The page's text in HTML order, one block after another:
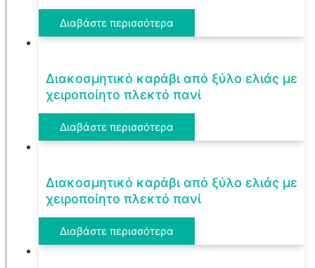
Διαβάστε περισσότερα
Διακοσμητικό καράβι από ξύλο ελιάς με
χειροποίητο πλεκτό πανί
Διαβάστε περισσότερα
Διακοσμητικό καράβι από ξύλο ελιάς με
χειροποίητο πλεκτό πανί
Διαβάστε περισσότερα